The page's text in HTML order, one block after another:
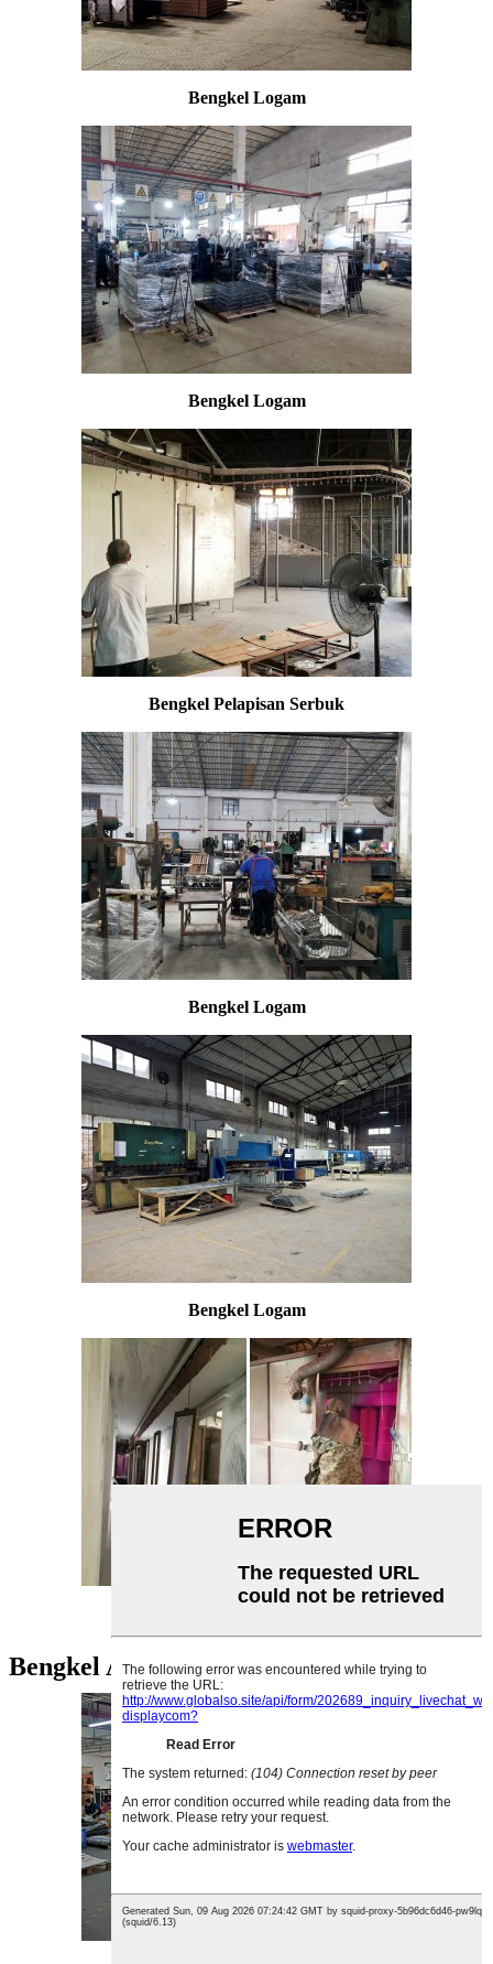
Bengkel Logam
Bengkel Logam
Bengkel Pelapisan Serbuk
Bengkel Logam
Bengkel Logam
Bengkel Akrilik